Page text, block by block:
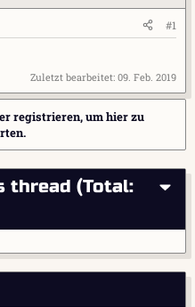
#1
Zuletzt bearbeitet: 09. Feb. 2019
registrieren, um hier zu
thread (Total: